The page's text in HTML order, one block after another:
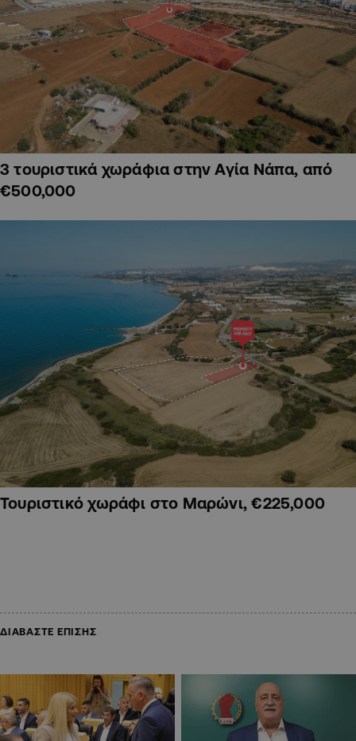
3 τουριστικά χωράφια στην Αγία Νάπα, από
€500,000
Τουριστικό χωράφι στο Μαρώνι, €225,000
ΔΙΑΒΑΣΤΕ ΕΠΙΣΗΣ